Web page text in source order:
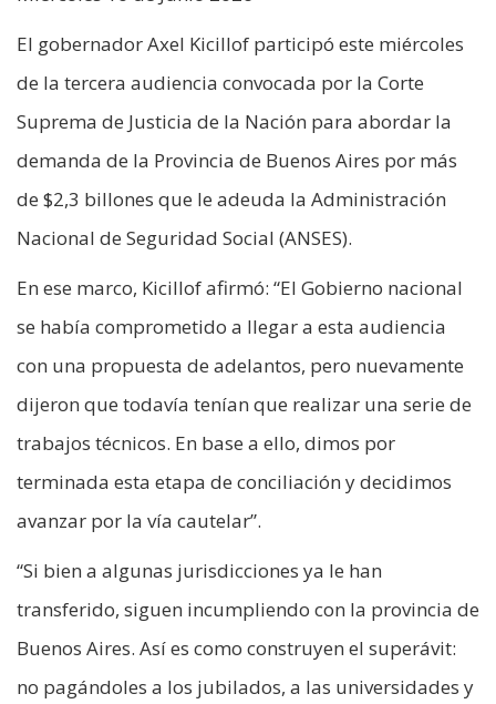
El gobernador Axel Kicillof participó este miércoles
de la tercera audiencia convocada por la Corte
Suprema de Justicia de la Nación para abordar la
demanda de la Provincia de Buenos Aires por más
de $2,3 billones que le adeuda la Administración
Nacional de Seguridad Social (ANSES).
En ese marco, Kicillof afirmó: “El Gobierno nacional
se había comprometido a llegar a esta audiencia
con una propuesta de adelantos, pero nuevamente
dijeron que todavía tenían que realizar una serie de
trabajos técnicos. En base a ello, dimos por
terminada esta etapa de conciliación y decidimos
avanzar por la vía cautelar”.
“Si bien a algunas jurisdicciones ya le han
transferido, siguen incumpliendo con la provincia de
Buenos Aires. Así es como construyen el superávit:
no pagándoles a los jubilados, a las universidades y